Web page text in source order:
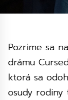
Pozrime sa
drámu
ktorá sa
osudy rodiny